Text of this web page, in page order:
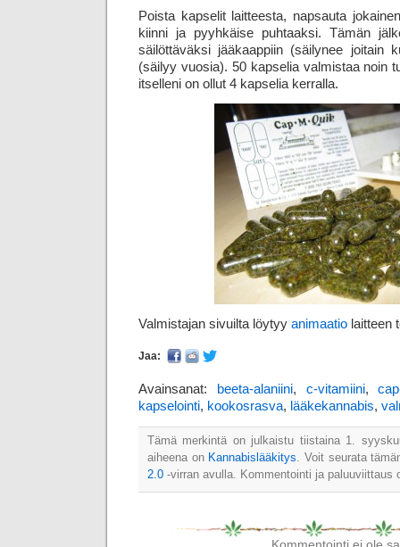
Poista kapselit laitteesta, napsauta
kiinni ja pyyhkäise puhtaaksi. Tämän
säilöttäväksi jääkaappiin (säilynee joitain
(säilyy vuosia). 50 kapselia valmistaa noin
itselleni on ollut 4 kapselia kerralla.
Valmistajan sivuilta löytyy animaatio laitteen
Jaa:
Avainsanat: beeta-alaniini, c-vitamiini,
kapselointi, kookosrasva, lääkekannabis,
Tämä merkintä on julkaistu tiistaina 1.
aiheena on Kannabislääkitys . Voit seurata
2.0 -virran avulla. Kommentointi ja paluuviittaus
Kommentointi ei ole